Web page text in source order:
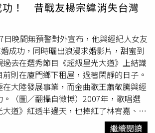
，是不是對入選紅毯5帥很有信心？他
第一帥，我今天是來搶影帝的。」期盼
功！ 昔戰友楊宗緯消失台灣
日晚間無預警對外宣布，他與經紀人女友
成功，同時曬出浪漫求婚影片，甜蜜到
去在選秀節目《超級星光大道》上結識
則在廈門鄉下租屋，過著閑靜的日子。
大陸發展事業，而金曲歌王蕭敬騰與經
（圖／翻攝自微博）2007年，歌唱選
道》紅透半邊天，也捧紅了林宥嘉、楊
。但一轉眼10多年過去，林宥嘉成了人
繼續閱讀